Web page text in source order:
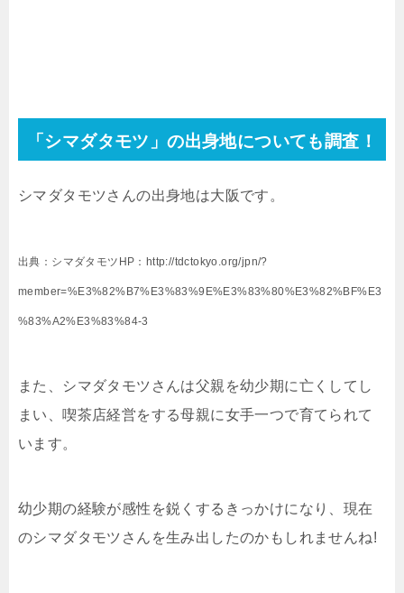
「シマダタモツ」の出身地についても調査！
シマダタモツさんの出身地は大阪です。
出典：シマダタモツHP：http://tdctokyo.org/jpn/?
member=%E3%82%B7%E3%83%9E%E3%83%80%E3%82%BF%E3
%83%A2%E3%83%84-3
また、シマダタモツさんは父親を幼少期に亡くしてし
まい、喫茶店経営をする母親に女手一つで育てられて
います。
幼少期の経験が感性を鋭くするきっかけになり、現在
のシマダタモツさんを生み出したのかもしれませんね!